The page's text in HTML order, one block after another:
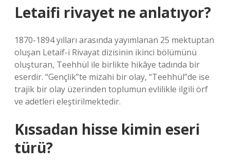
Letaifi rivayet ne anlatıyor?
1870-1894 yılları arasında yayımlanan 25 mektuptan
oluşan Letaif-i Rivayat dizisinin ikinci bölümünü
oluşturan, Teehhül ile birlikte hikâye tadında bir
eserdir. “Gençlik”te mizahi bir olay, “Teehhül”de ise
trajik bir olay üzerinden toplumun evlilikle ilgili örf
ve adetleri eleştirilmektedir.
Kıssadan hisse kimin eseri
türü?